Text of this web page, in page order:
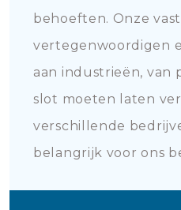
behoeften. Onze
vertegenwoordigen
aan industrieën, van
slot moeten laten
verschillende
belangrijk voor ons